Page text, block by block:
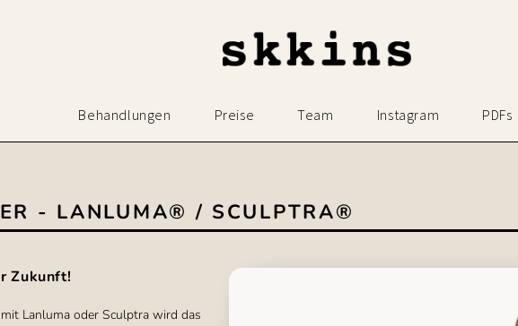
Behandlungen Preise Team Instagram PDFs
- LANLUMA® / SCULPTRA®
Zukunft!
Lanluma oder Sculptra wird das